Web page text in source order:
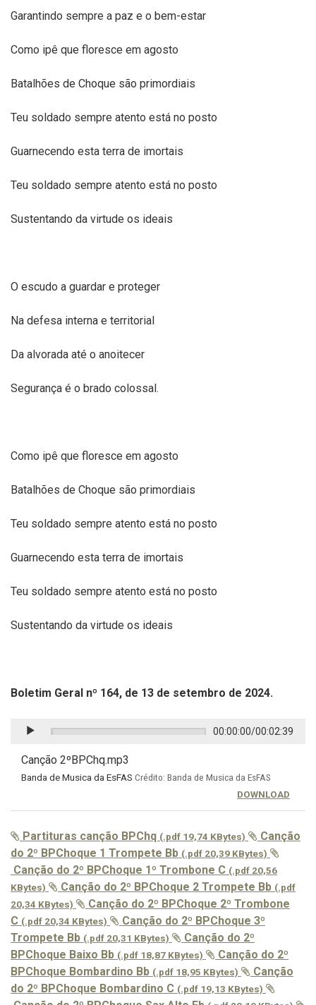
Garantindo sempre a paz e o bem-estar
Como ipê que floresce em agosto
Batalhões de Choque são primordiais
Teu soldado sempre atento está no posto
Guarnecendo esta terra de imortais
Teu soldado sempre atento está no posto
Sustentando da virtude os ideais
O escudo a guardar e proteger
Na defesa interna e territorial
Da alvorada até o anoitecer
Segurança é o brado colossal.
Como ipê que floresce em agosto
Batalhões de Choque são primordiais
Teu soldado sempre atento está no posto
Guarnecendo esta terra de imortais
Teu soldado sempre atento está no posto
Sustentando da virtude os ideais
Boletim Geral nº 164, de 13 de setembro de 2024.
00:00:00/00:02:39
Canção 2ºBPChq.mp3
Banda de Musica da EsFAS Crédito: Banda de Musica da EsFAS
DOWNLOAD
Partituras canção BPChq (.pdf 19,74 KBytes)
Canção
do 2º BPChoque 1 Trompete Bb (.pdf 20,39 KBytes)
Canção do 2º BPChoque 1º Trombone C (.pdf 20,56
KBytes)
Canção do 2º BPChoque 2 Trompete Bb (.pdf
20,34 KBytes)
Canção do 2º BPChoque 2º Trombone
C (.pdf 20,34 KBytes)
Canção do 2º BPChoque 3º
Trompete Bb (.pdf 20,31 KBytes)
Canção do 2º
BPChoque Baixo Bb (.pdf 18,87 KBytes)
Canção do 2º
BPChoque Bombardino Bb (.pdf 18,95 KBytes)
Canção
do 2º BPChoque Bombardino C (.pdf 19,13 KBytes)